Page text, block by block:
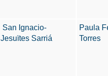
San Ignacio-
Jesuïtes Sarriá
Paula
Torres